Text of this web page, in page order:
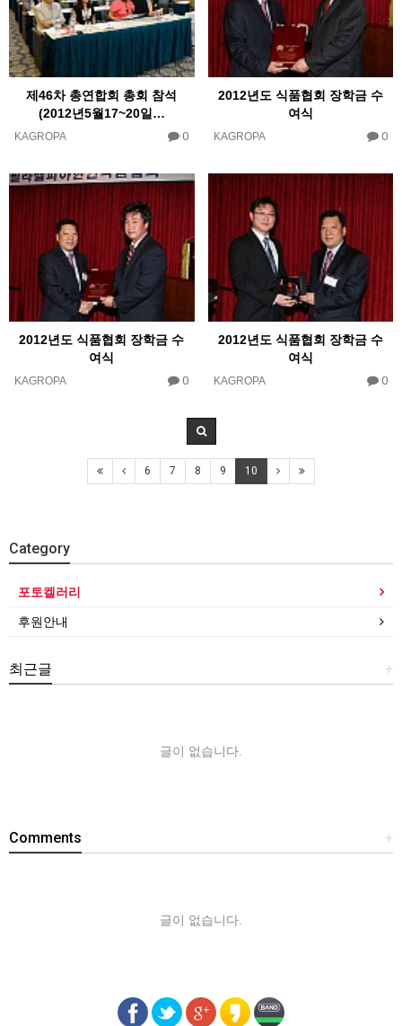
제46차 총연합회 총회 참석
(2012년5월17~20일…
KAGROPA 0
2012년도 식품협회 장학금 수
여식
KAGROPA 0
2012년도 식품협회 장학금 수
여식
KAGROPA 0
2012년도 식품협회 장학금 수
여식
KAGROPA 0
6 7 8 9 10
Category
포토켈러리
후원안내
+
최근글
글이 없습니다.
+
Comments
글이 없습니다.